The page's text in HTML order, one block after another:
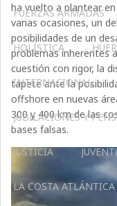
FUERZAS ARMADAS
HOLÍSTICA
INTERNACIONAL
JUBILACIONES Y
JUSTICIA
LA COSTA ATLÁNTICA
ha vuelto a plantear
varias ocasiones, un
posibilidades de un
problemas inherentes
cuestión con rigor, la
tapete ante la
offshore en nuevas
300 y 400 km de las
bases falsas.